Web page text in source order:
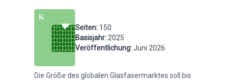
Seiten: 150
Basisjahr: 2025
Veröffentlichung: Juni 2026
Die Größe des globalen Glasfasermarktes soll bis